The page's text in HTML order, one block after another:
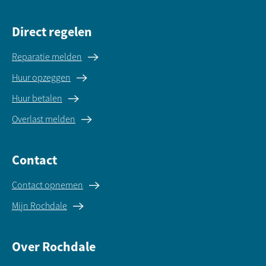
Direct regelen
Reparatie melden
Huur opzeggen
Huur betalen
Overlast melden
Contact
Contact opnemen
Mijn Rochdale
Over Rochdale